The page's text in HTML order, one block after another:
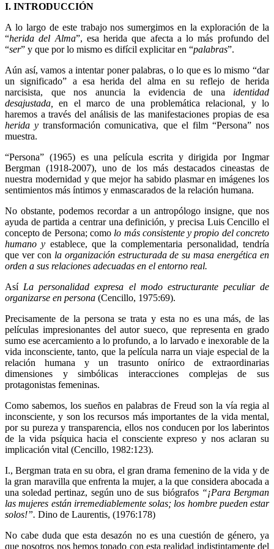
I. INTRODUCCIÓN
A lo largo de este trabajo nos sumergimos en la exploración de la
“herida del Alma”, esa herida que afecta a lo más profundo del
“ser” y que por lo mismo es difícil explicitar en “palabras”.
Aún así, vamos a intentar poner palabras, o lo que es lo mismo “dar
un significado” a esa herida del alma en su reflejo de herida
narcisista, que nos anuncia la evidencia de una identidad
desajustada,
en el marco de una problemática relacional, y lo
haremos a través del análisis de las manifestaciones propias de esa
herida ytransformación comunicativa, que el film “Persona” nos
muestra.
“Persona” (1965) es una película escrita y dirigida por Ingmar
Bergman (1918-2007), uno de los más destacados cineastas de
nuestra modernidad y que mejor ha sabido plasmar en imágenes los
sentimientos más íntimos y enmascarados de la relación humana.
No obstante, podemos recordar a un antropólogo insigne, que nos
ayuda de partida a centrar una definición, y precisa Luis Cencillo el
concepto de Persona; como lo más consistente y propio del concreto
humano y establece, que la complementaria personalidad, tendría
que ver con la organización estructurada de su masa energética en
orden a sus relaciones adecuadas en el entorno real.
Así La personalidad expresa el modo estructurante peculiar de
organizarse en persona (Cencillo, 1975:69).
Precisamente de la persona se trata y esta no es una más, de las
películas impresionantes del autor sueco, que representa en grado
sumo ese acercamiento a lo profundo, a lo larvado e inexorable de la
vida inconsciente, tanto, que la película narra un viaje especial de la
relación humana y un trasunto onírico de extraordinarias
dimensiones y simbólicas interacciones complejas de sus
protagonistas femeninas.
Como sabemos, los sueños en palabras de Freud son la vía regia al
inconsciente, y son los recursos más importantes de la vida mental,
por su pureza y transparencia, ellos nos conducen por los laberintos
de la vida psíquica hacia el consciente expreso y nos aclaran su
implicación vital (Cencillo, 1982:123).
I., Bergman trata en su obra, el gran drama femenino de la vida y de
la gran maravilla que enfrenta la mujer, a la que considera abocada a
una soledad pertinaz, según uno de sus biógrafos “¡Para Bergman
las mujeres están irremediablemente solas; los hombre pueden estar
solos!”. Dino de Laurentis, (1976:178)
No cabe duda que esta desazón no es una cuestión de género, ya
que nosotros nos hemos topado con esta realidad indistintamente del